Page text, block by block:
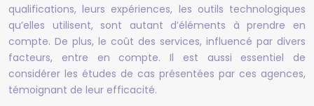
qualifications, leurs expériences, les outils technologiques
qu’elles utilisent, sont autant d’éléments à prendre en
compte. De plus, le coût des services, influencé par divers
facteurs, entre en compte. Il est aussi essentiel de
considérer les études de cas présentées par ces agences,
témoignant de leur efficacité.